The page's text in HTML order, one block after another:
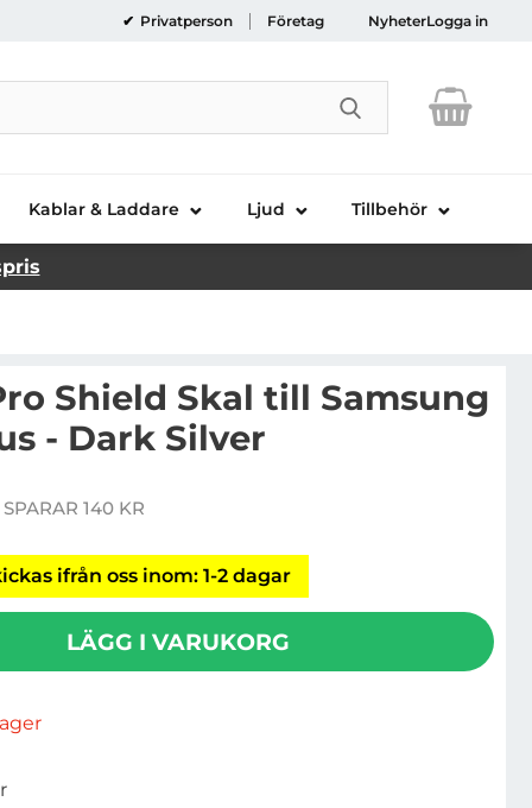
Privatperson Företag NyheterLogga in
Genomför
Kablar & Laddare Ljud Tillbehör
Shield Skal till Samsung
- Dark Silver
140 KR
ifrån oss inom: 1-2 dagar
LÄGG I VARUKORG